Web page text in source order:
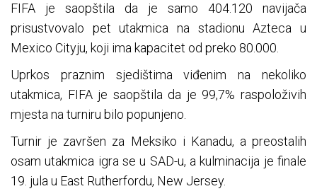
FIFA je saopštila da je samo 404.120 navijača
prisustvovalo pet utakmica na stadionu Azteca u
Mexico Cityju, koji ima kapacitet od preko 80.000.
Uprkos praznim sjedištima viđenim na nekoliko
utakmica, FIFA je saopštila da je 99,7% raspoloživih
mjesta na turniru bilo popunjeno.
Turnir je završen za Meksiko i Kanadu, a preostalih
osam utakmica igra se u SAD-u, a kulminacija je finale
19. jula u East Rutherfordu, New Jersey.